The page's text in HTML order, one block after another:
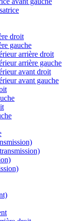
droit
gauche
arrière droit
arrière gauche
avant droit
avant gauche